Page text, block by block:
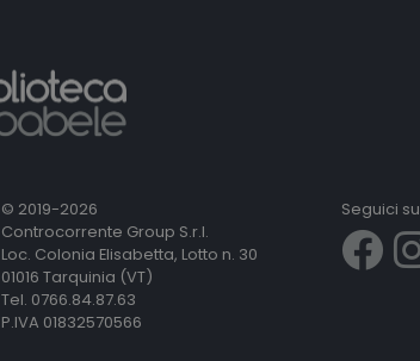
© 2019-2026
Controcorrente Group S.r.l.
Loc. Colonia Elisabetta, Lotto n. 30
01016 Tarquinia (VT)
Tel. 0766.84.87.63
P.IVA 01832570566
Seguici su